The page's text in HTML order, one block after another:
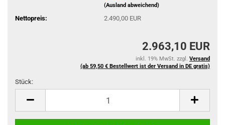
(Ausland abweichend)
Nettopreis: 2.490,00 EUR
2.963,10 EUR
inkl. 19% MwSt. zzgl. Versand
(ab 59,50 € Bestellwert ist der Versand in DE gratis)
Stück: